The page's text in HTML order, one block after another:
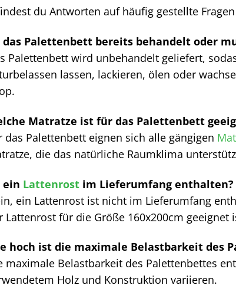
du Antworten auf häufig gestellte
das Palettenbett bereits behandelt oder
Palettenbett wird unbehandelt geliefert,
lassen, lackieren, ölen oder
Matratze ist für das Palettenbett
das Palettenbett eignen sich alle gängigen
die das natürliche Raumklima
ein Lattenrostim Lieferumfang enthalten?
ein Lattenrost ist nicht im Lieferumfang
Lattenrost für die Größe 160x200cm geeignet
hoch ist die maximale Belastbarkeit des
maximale Belastbarkeit des Palettenbettes
Holz und Konstruktion variieren.